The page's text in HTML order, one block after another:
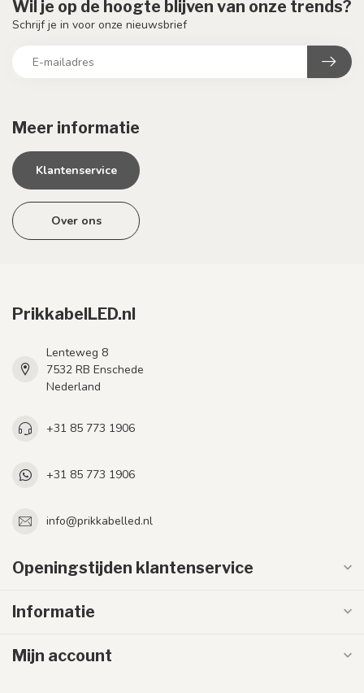
Meer informatie
Klantenservice
Over ons
Wil je op de hoogte blijven van onze trends?
Schrijf je in voor onze nieuwsbrief
PrikkabelLED.nl
Lenteweg 8
7532 RB Enschede
Nederland
+31 85 773 1906
+31 85 773 1906
info@prikkabelled.nl
Openingstijden klantenservice
Informatie
Mijn account